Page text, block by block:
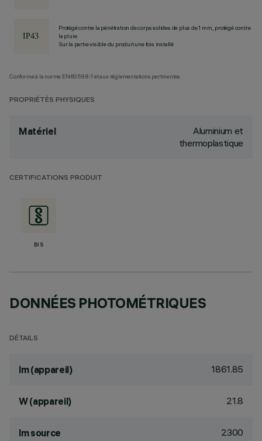
Protégé contre la pénétration de corps solides de plus de 1 mm, protégé contre
la pluie.
Sur la partie visible du produit une fois installé
Conforme à la norme EN60598-1 et aux réglementations pertinentes.
PROPRIÉTÉS PHYSIQUES
Matériel
Aluminium et
thermoplastique
CERTIFICATIONS PRODUIT
BIS
DONNÉES PHOTOMÉTRIQUES
DÉTAILS
lm (appareil) 1861.85
W (appareil) 21.8
lm source 2300